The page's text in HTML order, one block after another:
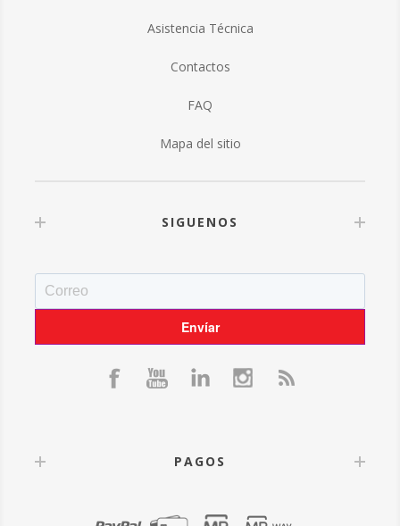
Asistencia Técnica
Contactos
FAQ
Mapa del sitio
SIGUENOS
PAGOS